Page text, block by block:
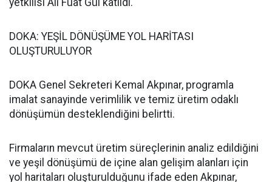
yetkilisi Ali Fuat Gül katıldı.
DOKA: YEŞİL DÖNÜŞÜME YOL HARİTASI
OLUŞTURULUYOR
DOKA Genel Sekreteri Kemal Akpınar, programla
imalat sanayinde verimlilik ve temiz üretim odaklı
dönüşümün desteklendiğini belirtti.
Firmaların mevcut üretim süreçlerinin analiz edildiğini
ve yeşil dönüşümü de içine alan gelişim alanları için
yol haritaları oluşturulduğunu ifade eden Akpınar,